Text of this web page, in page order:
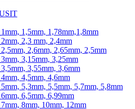
1,5mm, 1,78mm,1,8mm
2,3 mm, 2,4mm
2,6mm, 2,65mm, 2,5mm
3,15mm, 3,25mm
3,55mm, 3,6mm
4,5mm, 4,6mm
5,3mm, 5,5mm, 5,7mm, 5,8mm
6,5mm, 6,99mm
8mm, 10mm, 12mm